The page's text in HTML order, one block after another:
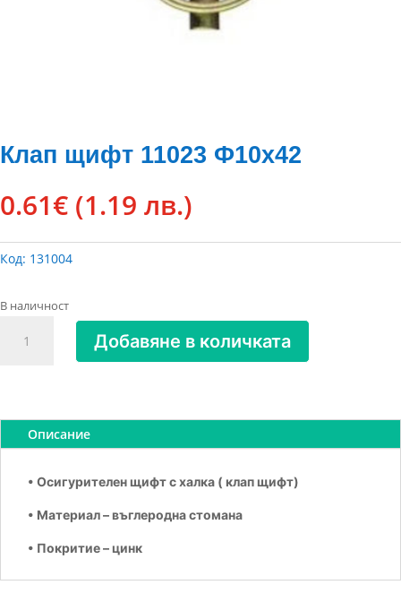
Клап щифт 11023 Ф10х42
0.61€ (1.19 лв.)
Код: 131004
В наличност
Ф10х42
Добавяне в количката
Описание
• Осигурителен щифт с халка ( клап щифт)
• Материал – въглеродна стомана
• Покритие – цинк